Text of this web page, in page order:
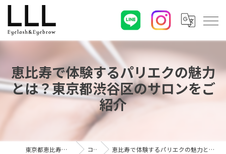
恵比寿で体験するパリエクの魅力
とは？東京都渋谷区のサロンをご
紹介
東京都恵比寿のマツエクならLLL コラム 恵比寿で体験するパリエクの魅力とは？東京都渋谷区のサロンをご紹介